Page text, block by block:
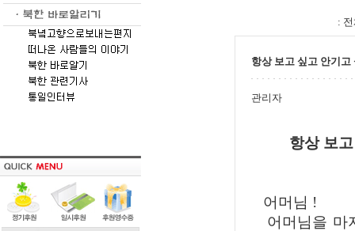
:
항상 보고 싶고 안기
관리자
항상 보
어머님 !
어머님을 마